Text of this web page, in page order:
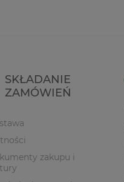
SKŁADANIE
ZAMÓWIEŃ
zakupu i